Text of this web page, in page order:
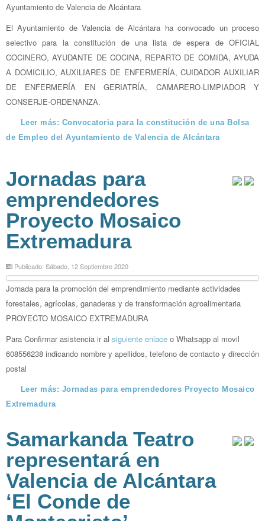
Ayuntamiento de Valencia de Alcántara
El Ayuntamiento de Valencia de Alcántara ha convocado un proceso
selectivo para la constitución de una lista de espera de OFICIAL
COCINERO, AYUDANTE DE COCINA, REPARTO DE COMIDA, AYUDA
A DOMICILIO, AUXILIARES DE ENFERMERÍA, CUIDADOR AUXILIAR
DE ENFERMERÍA EN GERIATRÍA, CAMARERO-LIMPIADOR Y
CONSERJE-ORDENANZA.
Leer más: Convocatoria para la constitución de una Bolsa
de Empleo del Ayuntamiento de Valencia de Alcántara
Jornadas para
emprendedores
Proyecto Mosaico
Extremadura
Publicado: Sábado, 12 Septiembre 2020
Jornada para la promoción del emprendimiento mediante actividades
forestales, agrícolas, ganaderas y de transformación agroalimentaria
PROYECTO MOSAICO EXTREMADURA
Para Confirmar asistencia ir al siguiente enlace o Whatsapp al movil
608556238 indicando nombre y apellidos, telefono de contacto y dirección
postal
Leer más: Jornadas para emprendedores Proyecto Mosaico
Extremadura
Samarkanda Teatro
representará en
Valencia de Alcántara
‘El Conde de